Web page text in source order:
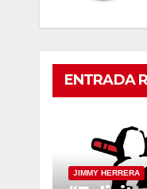
ENTRADA
JIMMY HERRERA